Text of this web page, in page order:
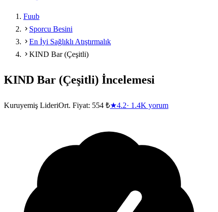
Fuub
Sporcu Besini
En İyi Sağlıklı Atıştırmalık
KIND Bar (Çeşitli)
KIND Bar (Çeşitli) İncelemesi
Kuruyemiş LideriOrt. Fiyat: 554 ₺★4.2· 1.4K yorum